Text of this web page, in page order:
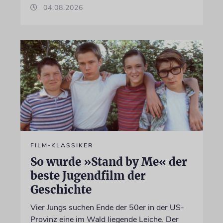
04.08.2026
FILM-KLASSIKER
So wurde »Stand by Me« der
beste Jugendfilm der
Geschichte
Vier Jungs suchen Ende der 50er in der US-
Provinz eine im Wald liegende Leiche. Der